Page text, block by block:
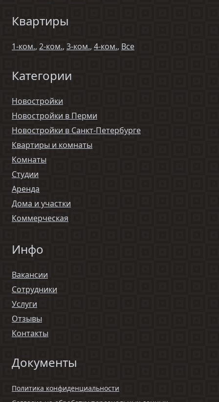
Квартиры
1-ком., 2-ком., 3-ком., 4-ком., Все
Категории
Новостройки
Новостройки в Перми
Новостройки в Санкт-Петербурге
Квартиры и комнаты
Комнаты
Студии
Аренда
Дома и участки
Коммерческая
Инфо
Вакансии
Сотрудники
Услуги
Отзывы
Контакты
Документы
Политика конфиденциальности